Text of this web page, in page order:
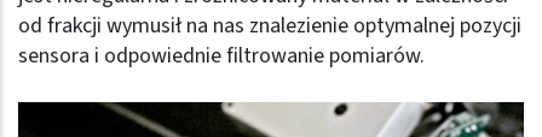
od frakcji wymusił na nas znalezienie optymalnej pozycji
sensora i odpowiednie filtrowanie pomiarów.